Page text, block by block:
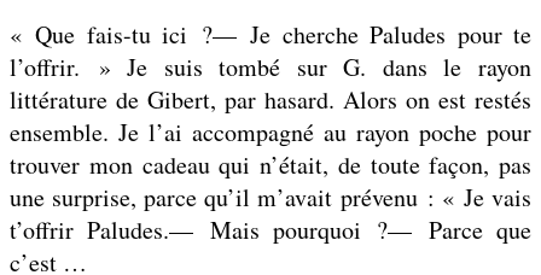
’
s
t
p
a
s
2019
« Que fais-tu ici ?— Je cherche Paludes pour te
l’offrir. » Je suis tombé sur G. dans le rayon
littérature de Gibert, par hasard. Alors on est restés
ensemble. Je l’ai accompagné au rayon poche pour
trouver mon cadeau qui n’était, de toute façon, pas
une surprise, parce qu’il m’avait prévenu : « Je vais
t’offrir Paludes.— Mais pourquoi ?— Parce que
c’est …